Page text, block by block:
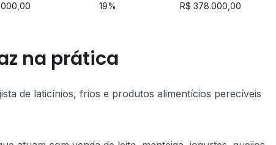
19% R$ 378.000,00
na prática
de laticínios, frios e produtos alimentícios perecíveis